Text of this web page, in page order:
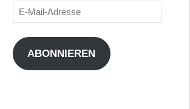
E-
Mail-
Adresse
ABONNIEREN